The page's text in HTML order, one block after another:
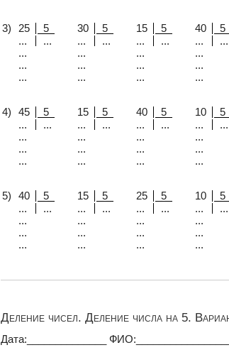
3) 25 5 30 5 15 5 40 5
...
... ... ... ... ... ... ...
...
... ... ...
...
... ... ...
...
... ... ...
4) 45 5 15 5 40 5 10 5
...
... ... ... ... ... ... ...
...
... ... ...
...
... ... ...
...
... ... ...
5) 40 5 15 5 25 5 10 5
...
... ... ... ... ... ... ...
...
... ... ...
...
... ... ...
...
... ... ...
Деление чисел. Деление числа на 5.
Дата:______________